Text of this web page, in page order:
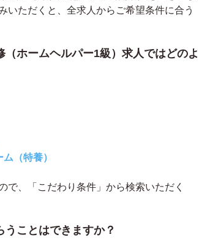
いただくと、全求人からご希望条件に合う
ホームヘルパー1級）求人ではどのよ
（特養）
で、「こだわり条件」から検索いただく
ことはできますか？